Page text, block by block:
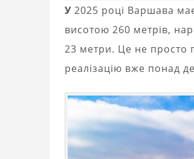
У 2025 році Варшава
висотою 260 метрів,
23 метри. Це не просто
реалізацію вже понад